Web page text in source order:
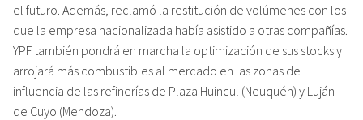
el futuro. Además, reclamó la restitución de volúmenes con los
que la empresa nacionalizada había asistido a otras compañías.
YPF también pondrá en marcha la optimización de sus stocks y
arrojará más combustibles al mercado en las zonas de
influencia de las refinerías de Plaza Huincul (Neuquén) y Luján
de Cuyo (Mendoza).